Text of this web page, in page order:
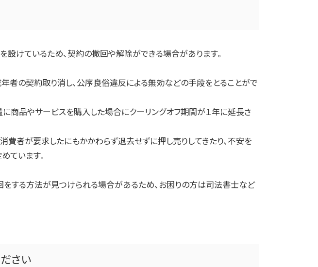
設けているため、契約の撤回や解除ができる場合があります。
者の契約取り消し、公序良俗違反による無効などの手段をとることがで
商品やサービスを購入した場合にクーリングオフ期間が１年に延長さ
者が要求したにもかかわらず退去せずに押し売りしてきたり、不安を
ています。
をする方法が見つけられる場合があるため、お困りの方は司法書士など
さい